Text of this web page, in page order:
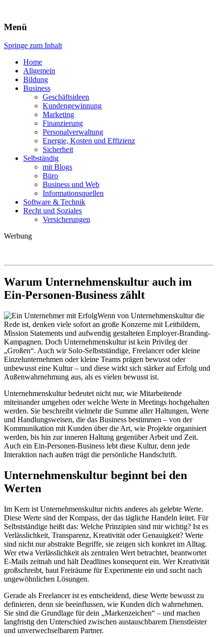
Expert-Line
Menü
Springe zum Inhalt
Home
Allgemein
Bildung
Business
Geschäftsideen
Kundengewinnung
Marketing
Finanzierung
Personalverwaltung
Energie, Kosten und Effizienz
Sicherheit
Selbständig
mit Blogs
Büro
Business und Web
Informationsquellen
Software & Technik
Recht und Soziales
Versicherungen
Werbung
Warum Unternehmenskultur auch im
Ein-Personen-Business zählt
Wenn von Unternehmenskultur die
Rede ist, denken viele sofort an große Konzerne mit Leitbildern,
Mission Statements und aufwendig gestalteten Employer-Branding-
Kampagnen. Doch Unternehmenskultur ist kein Privileg der
„Großen“. Auch wir Solo-Selbstständige, Freelancer oder kleine
Einzelunternehmen oder kleine Teams prägen bewusst oder
unbewusst eine Kultur – und diese wirkt sich stärker auf Erfolg und
Außenwahrnehmung aus, als es vielen bewusst ist.
Unternehmenskultur bedeutet nicht nur, wie Mitarbeitende
miteinander umgehen oder welche Werte in Meetings hochgehalten
werden. Sie beschreibt vielmehr die Summe aller Haltungen, Werte
und Handlungsweisen, die das Business bestimmen – von der
Kommunikation mit Kunden über die Art, wie Projekte organisiert
werden, bis hin zur inneren Haltung gegenüber Arbeit und Zeit.
Auch ein Ein-Personen-Business lebt diese Kultur, denn jede
Interaktion nach außen trägt die persönliche Handschrift.
Unternehmenskultur beginnt bei den
Werten
Im Kern ist Unternehmenskultur nichts anderes als gelebte Werte.
Diese Werte sind der Kompass, der das tägliche Handeln leitet. Für
Selbstständige heißt das: Welche Prinzipien sind mir wichtig? Ist es
Verlässlichkeit, Transparenz, Kreativität oder Genauigkeit? Werte
sind nicht nur abstrakte Begriffe, sie zeigen sich konkret im Alltag.
Wer etwa Verlässlichkeit als zentralen Wert betrachtet, beantwortet
E-Mails zeitnah und hält Deadlines konsequent ein. Wer Kreativität
großschreibt, baut Freiräume für Experimente ein und sucht nach
ungewöhnlichen Lösungen.
Gerade als Freelancer ist es entscheidend, diese Werte bewusst zu
definieren, denn sie beeinflussen, wie Kunden dich wahrnehmen.
Sie sind die Grundlage für dein „Markenzeichen“ – und machen
langfristig den Unterschied zwischen austauschbarem Dienstleister
und unverwechselbarem Partner.